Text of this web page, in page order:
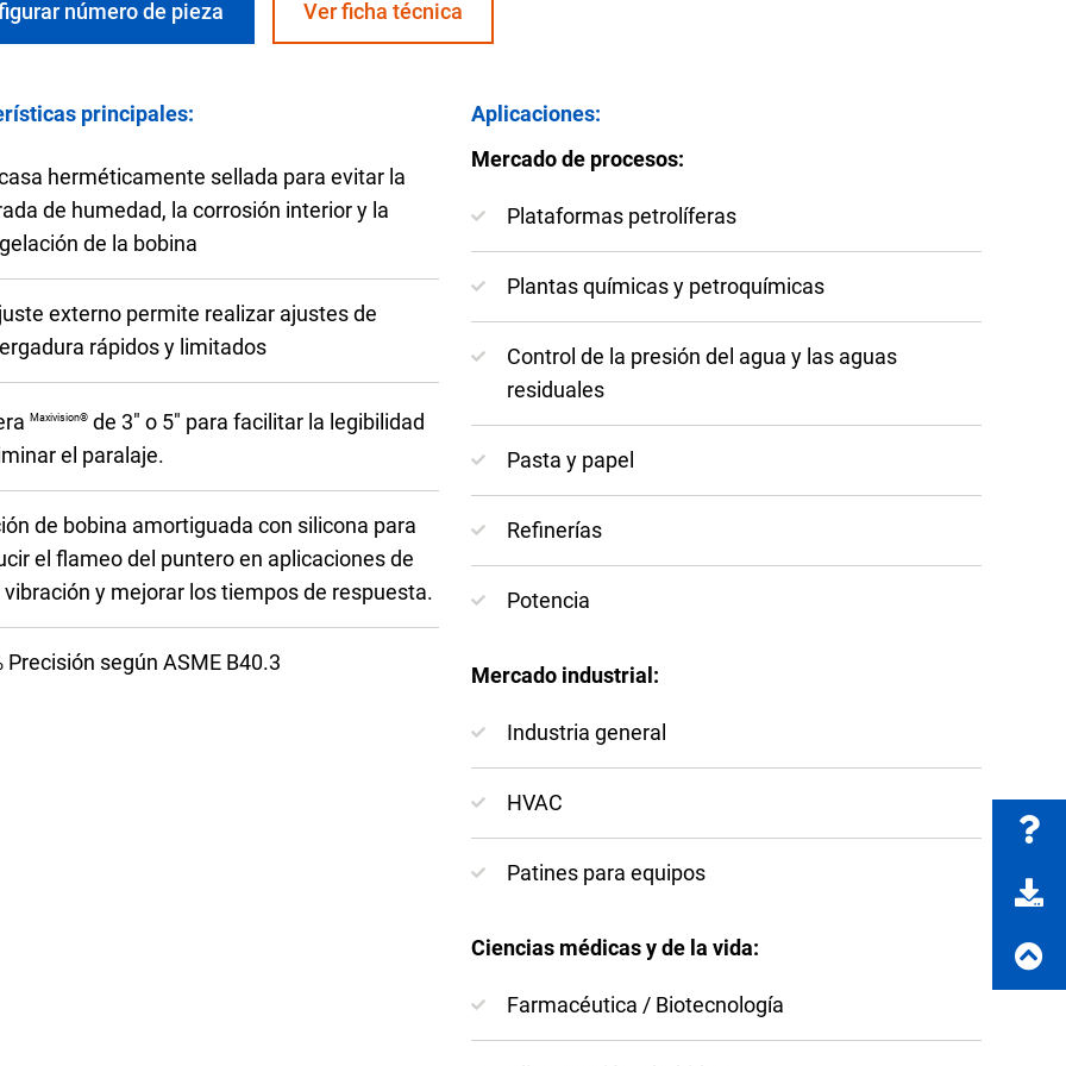
de temperatura OEM
con
Configurar el número de parte del producto
aguas residuales
número de pieza Ver ficha técnica
principales:
herméticamente sellada para evitar la
de humedad, la corrosión interior y la
de la bobina
externo permite realizar ajustes de
rápidos y limitados
Maxivision® de 3″ o 5″ para facilitar la legibilidad
el paralaje.
de bobina amortiguada con silicona para
el flameo del puntero en aplicaciones de
vibración y mejorar los tiempos de respuesta.
Precisión según ASME B40.3
Aplicaciones:
Mercado de procesos:
Plataformas petrolíferas
Plantas químicas y petroquímicas
Control de la presión del agua y las aguas
residuales
Pasta y papel
Refinerías
Potencia
Mercado industrial:
Industria general
HVAC
Patines para equipos
Ciencias médicas y de la vida:
Farmacéutica / Biotecnología